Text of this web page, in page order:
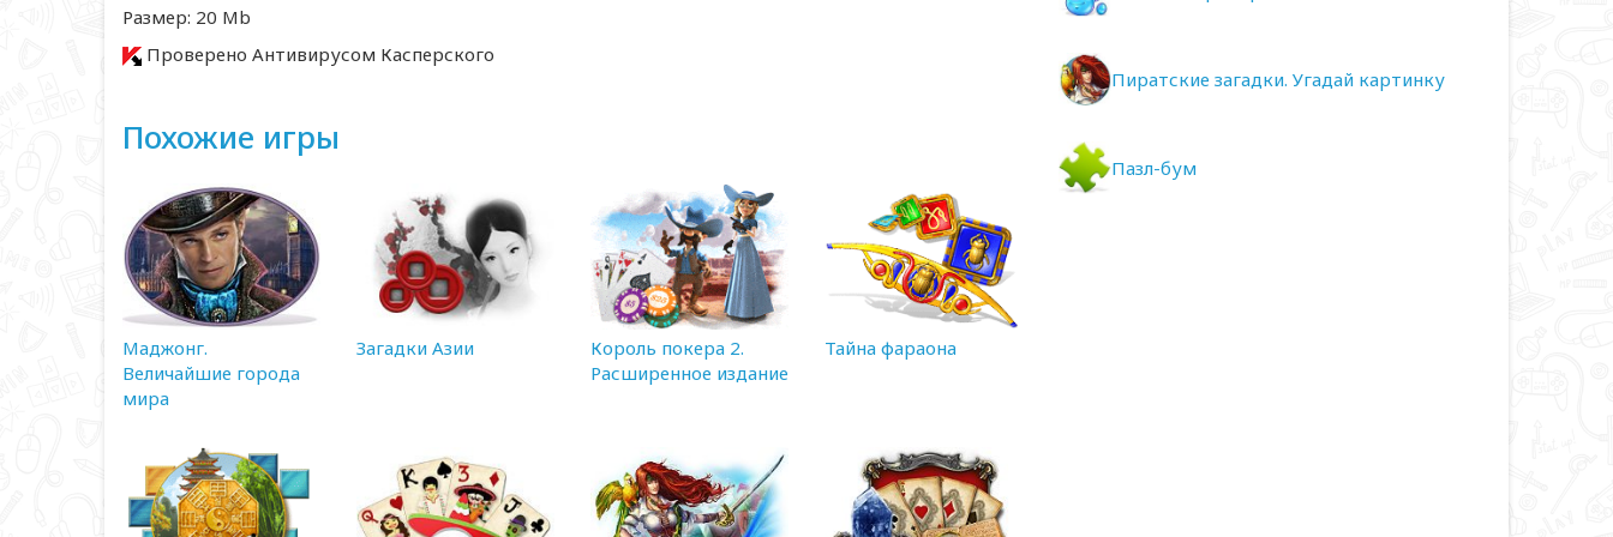
Размер: 20 Mb
Проверено Антивирусом Касперского
Похожие игры
Маджонг.
Величайшие города
мира
Загадки Азии
Король покера 2.
Расширенное издание
Тайна фараона
Пиратские загадки. Угадай картинку
Пазл-бум